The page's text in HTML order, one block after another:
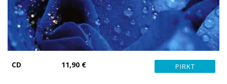
CD 11,90 €